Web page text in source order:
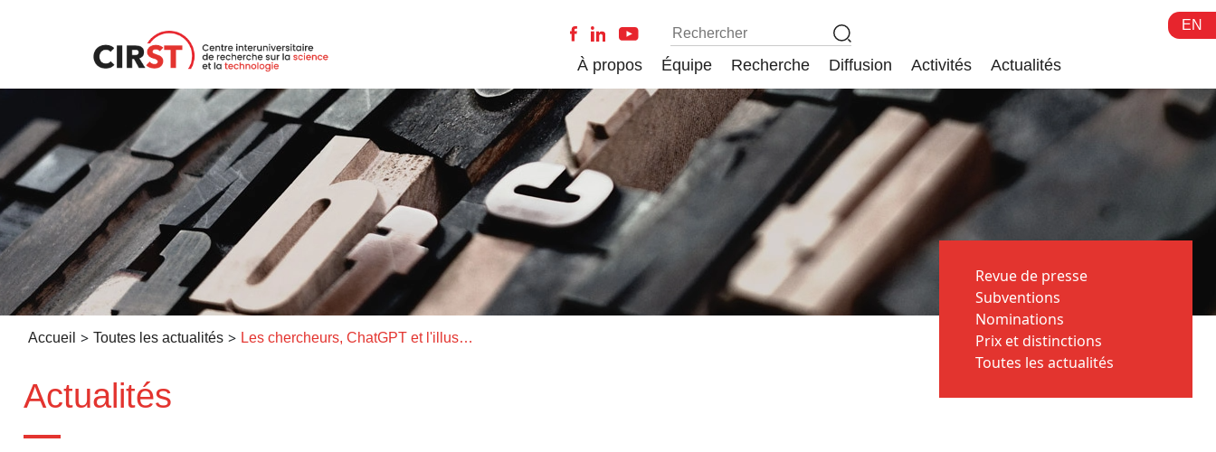
EN
À propos Équipe Recherche Diffusion Activités Actualités
Accueil > Toutes les actualités > Les chercheurs, ChatGPT et l'illusion d'économie de temps
Actualités
Revue de presse
Subventions
Nominations
Prix et distinctions
Toutes les actualités